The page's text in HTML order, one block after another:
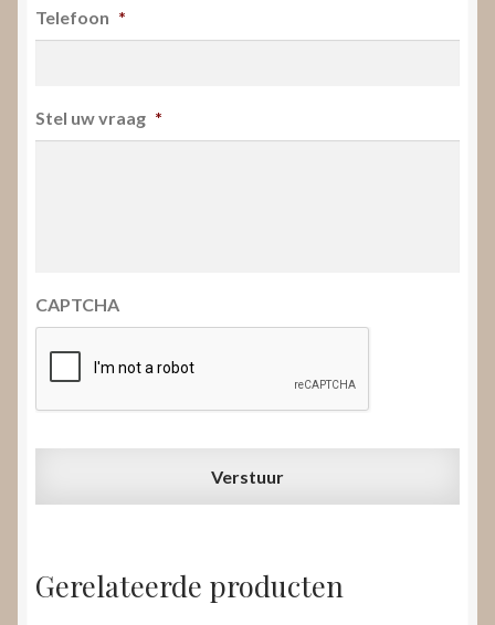
Telefoon *
Stel uw vraag *
CAPTCHA
Gerelateerde producten